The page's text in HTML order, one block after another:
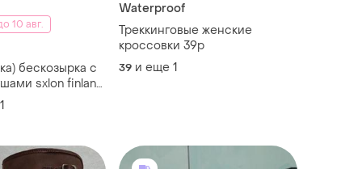
10 авг.
бескозырка с
sxlon finland
1
Waterproof
Треккинговые женские
кроссовки 39р
39 и еще 1